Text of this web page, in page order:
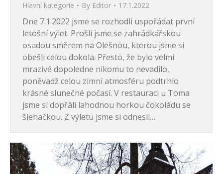
Hlavní kategorie By Editor 17.1.2022
Dne 7.1.2022 jsme se rozhodli uspořádat první
letošní výlet. Prošli jsme se zahrádkářskou
osadou směrem na Olešnou, kterou jsme si
obešli celou dokola. Přesto, že bylo velmi
mrazivé dopoledne nikomu to nevadilo,
poněvadž celou zimní atmosféru podtrhlo
krásné slunečné počasí. V restauraci u Toma
jsme si dopřáli lahodnou horkou čokoládu se
šlehačkou. Z výletu jsme si odnesli…